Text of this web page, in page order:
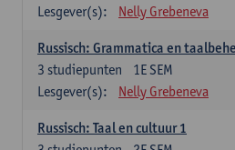
Lesgever(s):
Nelly Grebeneva
Russisch: Grammatica en
1E SEM
3 studiepunten
Lesgever(s):
Nelly Grebeneva
Russisch: Taal en cultuur 1